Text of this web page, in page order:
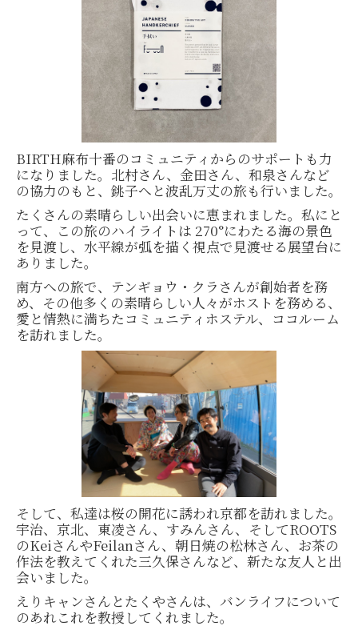
BIRTH麻布十番のコミュニティからのサポートも力
になりました。北村さん、金田さん、和泉さんなど
の協力のもと、銚子へと波乱万丈の旅も行いました。
たくさんの素晴らしい出会いに恵まれました。私にと
って、この旅のハイライトは 270°にわたる海の景色
を見渡し、水平線が弧を描く視点で見渡せる展望台に
ありました。
南方への旅で、テンギョウ・クラさんが創始者を務
め、その他多くの素晴らしい人々がホストを務める、
愛と情熱に満ちたコミュニティホステル、ココルーム
を訪れました。
そして、私達は桜の開花に誘われ京都を訪れました。
宇治、京北、東凌さん、すみんさん、そしてROOTS
のKeiさんやFeilanさん、朝日焼の松林さん、お茶の
作法を教えてくれた三久保さんなど、新たな友人と出
会いました。
えりキャンさんとたくやさんは、バンライフについて
のあれこれを教授してくれました。